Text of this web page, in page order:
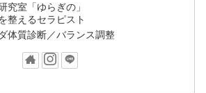
究室「ゆらぎの」
整えるセラピスト
体質診断／バランス調整